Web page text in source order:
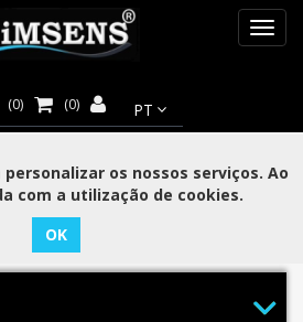
(0) (0)
os nossos serviços. Ao
com a utilização de cookies.